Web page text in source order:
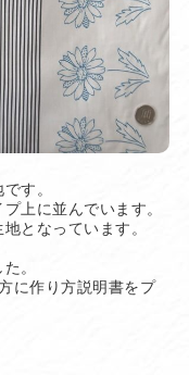
す。
上に並んでいます。
となっています。
。
に作り方説明書をプ